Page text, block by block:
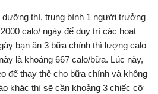
dưỡng thì, trung bình 1 người trưởng
calo/ ngày để duy trì các hoạt
bạn ăn 3 bữa chính thì lượng calo
là khoảng 667 calo/bữa. Lúc này,
để thay thế cho bữa chính và không
khác thì sẽ cần khoảng 3 chiếc cỡ